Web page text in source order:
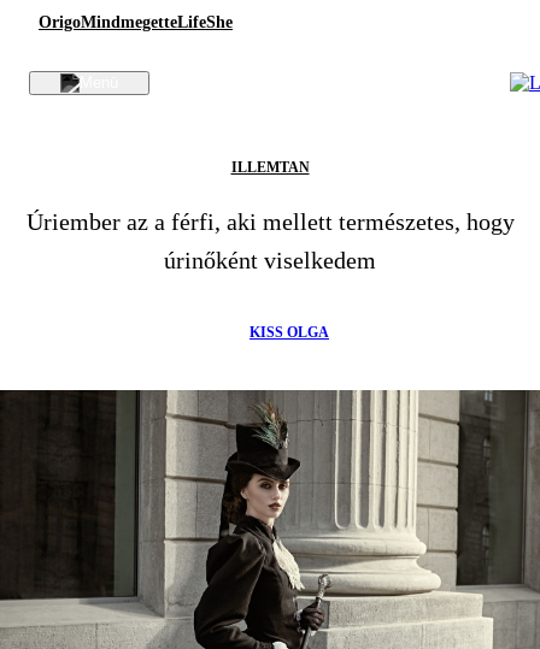
OrigoMindmegetteLifeShe
ILLEMTAN
Úriember az a férfi, aki mellett természetes, hogy
úrinőként viselkedem
KISS OLGA